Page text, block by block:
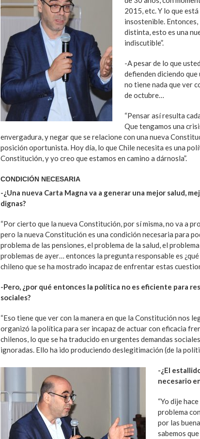
2015, etc. Y lo que
insostenible.
distinta, esto es una
indiscutible”.
-A pesar de lo que
defienden diciendo
no tiene nada que ver
de octubre…
“Pensar así resulta
Que tengamos una
envergadura, y negar que se relacione con una nueva
posición oportunista. Hoy día, lo que Chile necesita es una
Constitución, y yo creo que estamos en camino a dárnosla”.
CONDICIÓN NECESARIA
-¿Una nueva Carta Magna va a generar una mejor salud,
dignas?
“Por cierto que la nueva Constitución, por sí misma, no va a
pero la nueva Constitución es una condición necesaria para
problema de las pensiones, el problema de la salud, el
problemas de ayer… entonces la pregunta responsable es
chileno que se ha mostrado incapaz de enfrentar estas
-Pero, ¿por qué entonces la política no es eficiente para
sociales?
“Eso tiene que ver con la manera en que la Constitución nos
organizó la política para ser incapaz de actuar con eficacia
chilenos, lo que se ha traducido en urgentes demandas
ignoradas. Ello ha ido produciendo deslegitimación (de la
-¿El
necesario
“Yo dije
problema
por las
sabemos